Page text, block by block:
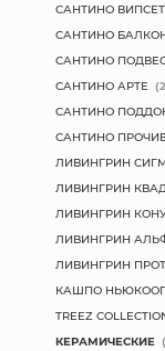
САНТИНО ВИПСЕТ
САНТИНО
САНТИНО
САНТИНО АРТЕ
САНТИНО
САНТИНО
ЛИВИНГРИН
ЛИВИНГРИН
ЛИВИНГРИН
ЛИВИНГРИН
ЛИВИНГРИН
КАШПО
TREEZ
КЕРАМИЧЕСКИЕ